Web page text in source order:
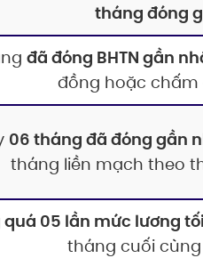
tháng đóng
đã đóng BHTN gần
đồng hoặc chấm
06 tháng đã đóng gần
tháng liền mạch theo
quá 05 lần mức lương
tháng cuối cùng